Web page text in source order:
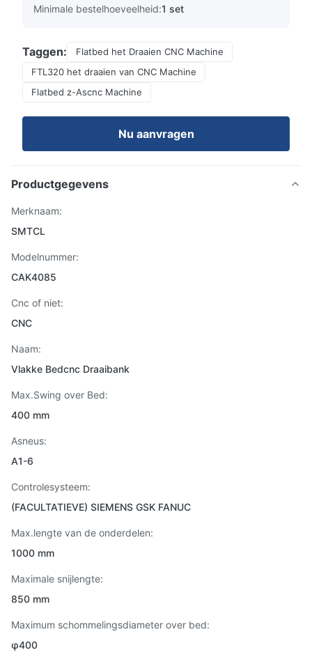
Minimale bestelhoeveelheid:1 set
Taggen:
Flatbed het Draaien CNC Machine
FTL320 het draaien van CNC Machine
Flatbed z-Ascnc Machine
Nu aanvragen
Productgegevens
Merknaam:
SMTCL
Modelnummer:
CAK4085
Cnc of niet:
CNC
Naam:
Vlakke Bedcnc Draaibank
Max.Swing over Bed:
400 mm
Asneus:
A1-6
Controlesysteem:
(FACULTATIEVE) SIEMENS GSK FANUC
Max.lengte van de onderdelen:
1000 mm
Maximale snijlengte:
850 mm
Maximum schommelingsdiameter over bed:
φ400